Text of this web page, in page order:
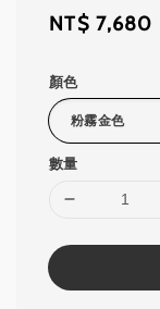
Sale
NT$ 7,680
顏色
數量